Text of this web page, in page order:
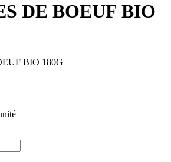
DE BOEUF BIO